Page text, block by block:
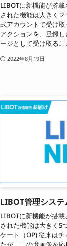
LIBOTに新機能が搭
された機能は大きく
式アカウントで受け
アクションを、登録
ージとして受け取る
2022年8月19日
LIBOT管理シス
LIBOTに新機能が搭
された機能は大きく5
ケート（OP) 従来は